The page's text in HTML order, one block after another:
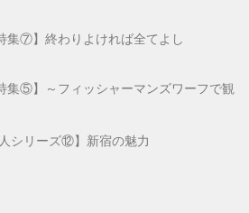
特集⑦】終わりよければ全てよし
特集⑤】～フィッシャーマンズワーフで観
人シリーズ⑫】新宿の魅力